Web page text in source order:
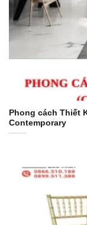
Phong cách Thiết
Contemporary